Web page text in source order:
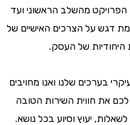
מהשלב הראשוני ועד
על הצרכים האישיים של
של העסק.
שלנו ואנו מחויבים
חווית השירות הטובה
יעוץ וסיוע בכל נושא.